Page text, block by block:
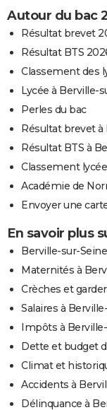
Autour du bac
Résultat brevet
Résultat BTS
Classement des
Lycée à Berville-
Perles du bac
Résultat brevet
Résultat BTS à
Classement
Académie de
Envoyer une
En savoir plus
Berville-sur-Seine
Maternités à
Crèches et
Salaires à
Impôts à
Dette et budget
Climat et
Accidents à
Délinquance à